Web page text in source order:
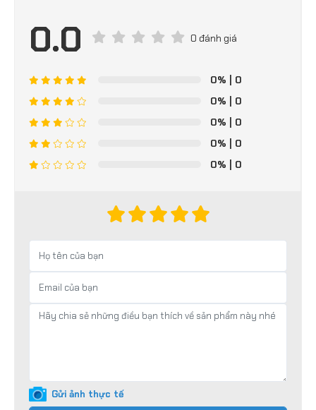
0.0 0 đánh giá
0% | 0
0% | 0
0% | 0
0% | 0
0% | 0
Gửi ảnh thực tế